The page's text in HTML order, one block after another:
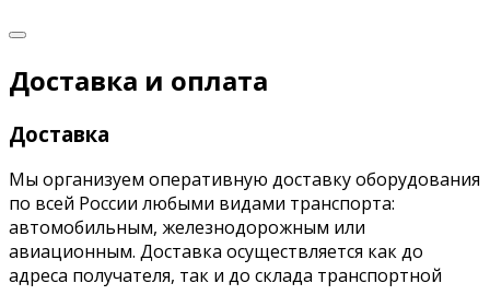
Доставка и оплата
Доставка
Мы организуем оперативную доставку оборудования
по всей России любыми видами транспорта:
автомобильным, железнодорожным или
авиационным. Доставка осуществляется как до
адреса получателя, так и до склада транспортной